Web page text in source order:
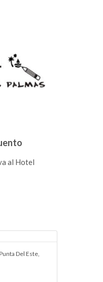
al Hotel
Del Este,